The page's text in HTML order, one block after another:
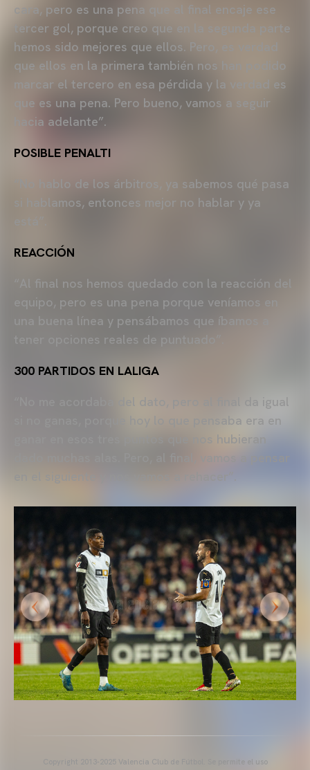
cara, pero es una pena que al final encaje ese
tercer gol, porque creo que en la segunda parte
hemos sido mejores que ellos. Pero, es verdad
que ellos en la primera también nos han podido
marcar el tercero en esa pérdida y la verdad es
que es una pena. Pero bueno, vamos a seguir
hacia adelante”.
POSIBLE PENALTI
“No hablo de los árbitros, ya sabemos qué pasa
si hablamos, entonces mejor no hablar y ya
REACCIÓN
“Al final nos hemos quedado con la reacción del
equipo, pero es una pena porque veníamos en
una buena línea y pensábamos que íbamos a
tener opciones reales de puntuado”.
300 PARTIDOS EN LALIGA
“No me acordaba del dato, pero al final da igual
si no ganas, porque hoy lo que pensaba era en
ganar en esos tres puntos que nos hubieran
dado muchas alas. Pero, al final, vamos a pensar
Copyright 2013-2025 Valencia Club de Fútbol. Se permite el uso